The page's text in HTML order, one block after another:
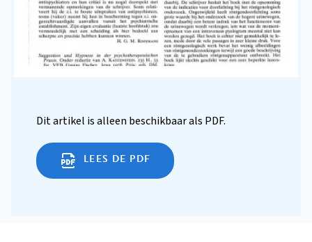
Dit artikel is alleen beschikbaar als PDF.
LEES DE PDF